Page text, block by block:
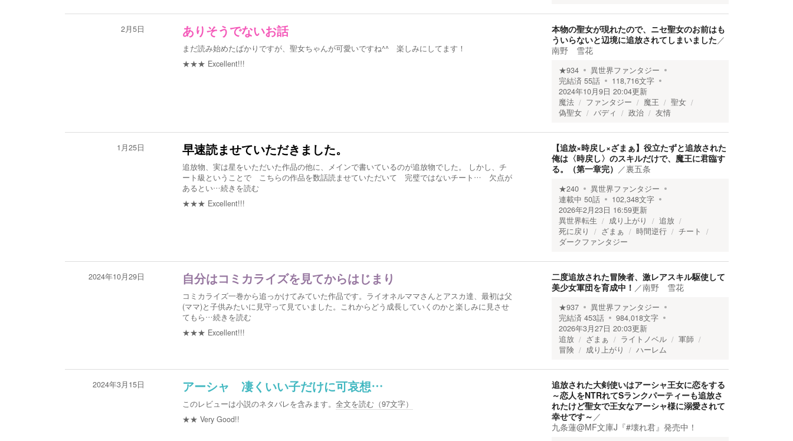
2月5日 ありそうでないお話
まだ読み始めたばかりですが、聖女ちゃんが可愛いですね^^ 楽しみにしてます！
★★★ Excellent!!!
本物の聖女が現れたので、ニセ聖女のお前はも
ういらないと辺境に追放されてしまいました／
南野 雪花
★934
異世界ファンタジー
完結済 55話 118,716文字
2024年10月9日 20:04更新
魔法
ファンタジー 魔王
聖女
偽聖女
バディ 政治 友情
1月25日 早速読ませていただきました。
追放物、実は星をいただいた作品の他に、メインで書いているのが追放物でした。 しかし、チ
ート級ということで こちらの作品を数話読ませていただいて 完璧ではないチート… 欠点が
あるとい…続きを読む
★★★ Excellent!!!
【追放×時戻し×ざまぁ】役立たずと追放された
俺は〈時戻し〉のスキルだけで、魔王に君臨す
る。（第一章完） ／裏五条
★240
異世界ファンタジー
連載中 50話 102,348文字
2026年2月23日 16:59更新
異世界転生
成り上がり
追放
死に戻り
ざまぁ 時間逆行
チート
ダークファンタジー
2024年10月29日 自分はコミカライズを見てからはじまり
コミカライズ一巻から追っかけてみていた作品です。ライオネルママさんとアスカ達、最初は父
(ママ)と子供みたいに見守って見ていました。これからどう成長していくのかと楽しみに見させ
てもら…続きを読む
★★★ Excellent!!!
二度追放された冒険者、激レアスキル駆使して
美少女軍団を育成中！ ／南野 雪花
★937
異世界ファンタジー
完結済 453話 984,018文字
2026年3月27日 20:03更新
追放
ざまぁ ライトノベル
軍師
冒険
成り上がり ハーレム
2024年3月15日 アーシャ 凄くいい子だけに可哀想…
このレビューは小説のネタバレを含みます。 全文を読む（97文字）
★★ Very Good!!
追放された大剣使いはアーシャ王女に恋をする
～恋人をNTRれてSランクパーティーも追放さ
れたけど聖女で王女なアーシャ様に溺愛されて
幸せです～ ／
九条蓮@MF文庫J『#壊れ君』発売中！